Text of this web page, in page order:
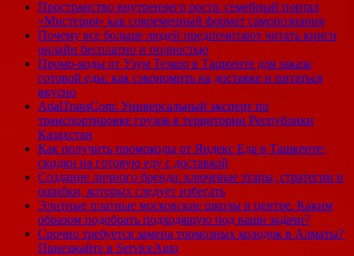
Пространство внутреннего роста: семейный портал
«Мистерия» как современный формат самопознания
Почему все больше людей предпочитают читать книги
онлайн бесплатно и полностью
Промо-коды от Узум Тезкор в Ташкенте для заказа
готовой еды: как сэкономить на доставке и питаться
вкусно
AdalTransCom: Универсальный эксперт по
транспортировке грузов в территории Республики
Казахстан
Как получить промокоды от Яндекс Еда в Ташкенте:
скидки на готовую еду с доставкой
Создание личного бренда: ключевые этапы, стратегии и
ошибки, которых следует избегать
Элитные платные московские школы в центре. Каким
образом подобрать подходящую под ваши задачи?
Срочно требуется замена тормозных колодок в Алматы?
Приезжайте в ServiceAuto